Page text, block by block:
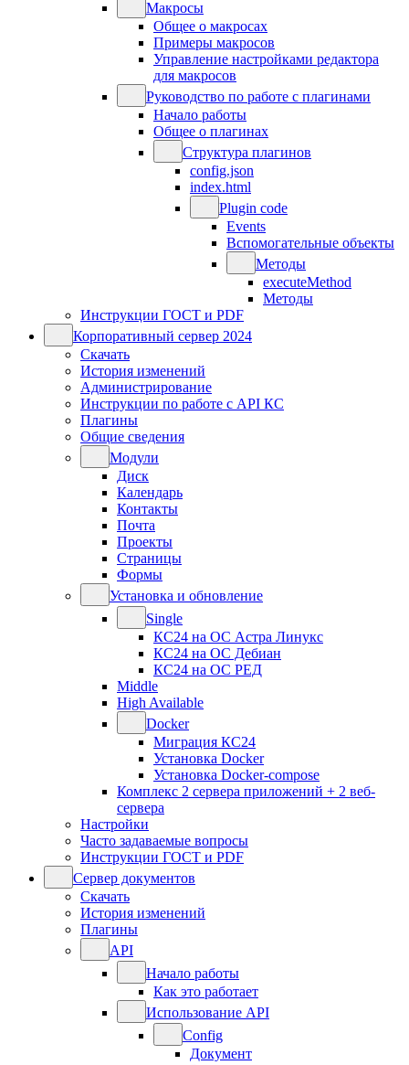
Макросы
Общее о макросах
Примеры макросов
Управление настройками редактора
для макросов
Руководство по работе с плагинами
Начало работы
Общее о плагинах
Структура плагинов
config.json
index.html
Plugin code
Events
Вспомогательные объекты
Методы
executeMethod
Методы
Инструкции ГОСТ и PDF
Корпоративный сервер 2024
Скачать
История изменений
Администрирование
Инструкции по работе с API КС
Плагины
Общие сведения
Модули
Диск
Календарь
Контакты
Почта
Проекты
Страницы
Формы
Установка и обновление
Single
КС24 на ОС Астра Линукс
КС24 на ОС Дебиан
КС24 на ОС РЕД
Middle
High Available
Docker
Миграция КС24
Установка Docker
Установка Docker-compose
Комплекс 2 сервера приложений + 2 веб-
сервера
Настройки
Часто задаваемые вопросы
Инструкции ГОСТ и PDF
Сервер документов
Скачать
История изменений
Плагины
API
Начало работы
Как это работает
Использование API
Config
Документ